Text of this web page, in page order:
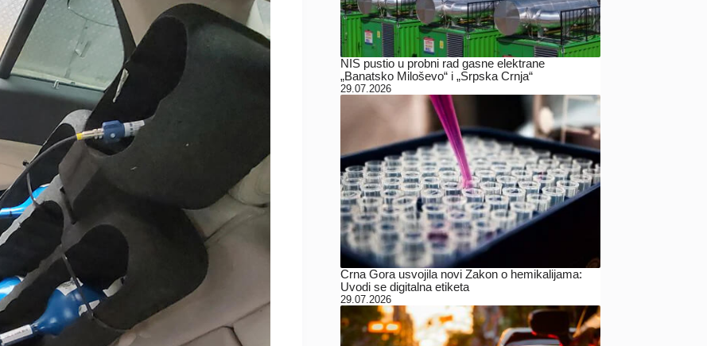
NIS pustio u probni rad gasne elektrane
„Banatsko Miloševo“ i „Srpska Crnja“
29.07.2026
Crna Gora usvojila novi Zakon o hemikalijama:
Uvodi se digitalna etiketa
29.07.2026